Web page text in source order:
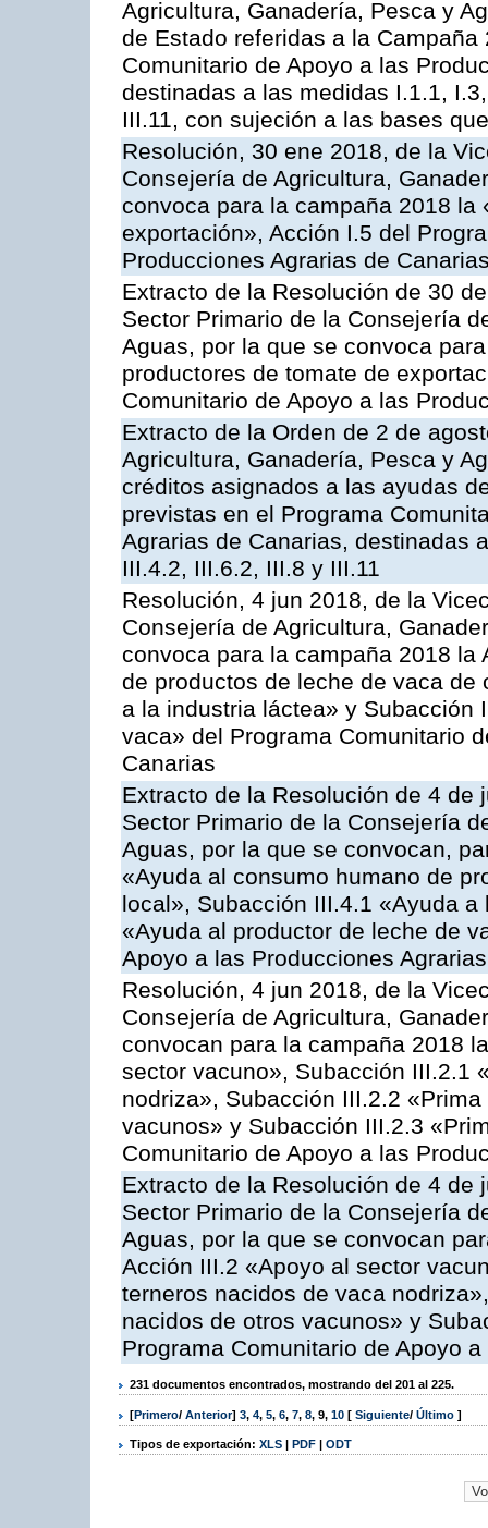
Agricultura, Ganadería, Pesca y
de Estado referidas a la
Comunitario de Apoyo a las
destinadas a las medidas I.1.1,
III.11, con sujeción a las bases
Resolución, 30 ene 2018, de la
Consejería de Agricultura,
convoca para la campaña 2018
exportación», Acción I.5 del
Producciones Agrarias de
Extracto de la Resolución de 30
Sector Primario de la Consejería
Aguas, por la que se convoca
productores de tomate de
Comunitario de Apoyo a las
Extracto de la Orden de 2 de
Agricultura, Ganadería, Pesca y
créditos asignados a las ayudas
previstas en el Programa
Agrarias de Canarias, destinadas
III.4.2, III.6.2, III.8 y III.11
Resolución, 4 jun 2018, de la
Consejería de Agricultura,
convoca para la campaña 2018
de productos de leche de vaca
a la industria láctea» y Subacción
vaca» del Programa Comunitario
Canarias
Extracto de la Resolución de 4
Sector Primario de la Consejería
Aguas, por la que se convocan,
«Ayuda al consumo humano de
local», Subacción III.4.1 «Ayuda
«Ayuda al productor de leche de
Apoyo a las Producciones
Resolución, 4 jun 2018, de la
Consejería de Agricultura,
convocan para la campaña 2018
sector vacuno», Subacción III.2.1
nodriza», Subacción III.2.2
vacunos» y Subacción III.2.3
Comunitario de Apoyo a las
Extracto de la Resolución de 4
Sector Primario de la Consejería
Aguas, por la que se convocan
Acción III.2 «Apoyo al sector
terneros nacidos de vaca
nacidos de otros vacunos» y
Programa Comunitario de Apoyo
231 documentos encontrados, mostrando del 201 al 225.
[Primero/ Anterior] 3, 4, 5, 6, 7, 8, 9, 10 [ Siguiente/ Último ]
Tipos de exportación: XLS | PDF | ODT